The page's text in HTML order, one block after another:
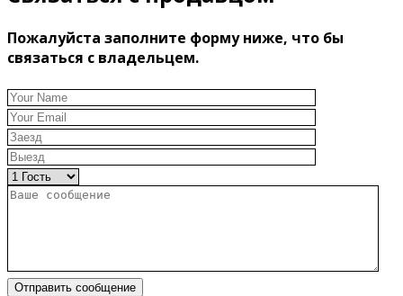
Пожалуйста заполните форму ниже, что бы
связаться с владельцем.
Отправить сообщение